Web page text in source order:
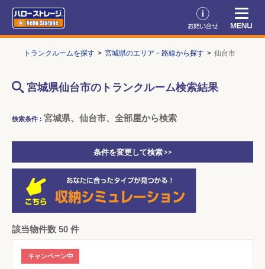
トランクルームを探す 宮城県のエリア・路線から探す 仙台市
宮城県仙台市のトランクルーム検索結果
検索条件 : 宮城県、仙台市、全部屋から検索
条件を変更して検索 >>
該当物件数 50 件
キャンペーン中